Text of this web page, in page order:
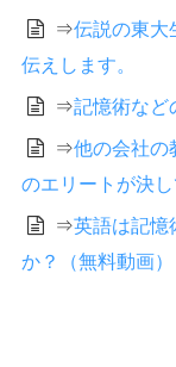
⇒伝説の東大
伝えします。
⇒記憶術など
⇒他の会社の
のエリートが決
⇒英語は記憶
か？（無料動画）